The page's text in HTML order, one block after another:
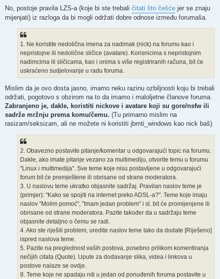
No, postoje pravila LZS-a (koje bi ste trebali čitati što češće jer se znaju
mijenjati) iz razloga da bi mogli održati dobre odnose između forumaša.
1. Ne koristite nedolična imena za nadimak (nick) na forumu kao i
nepristojne ili nedolične sličice (avatare). Korisnicima s nepristojnim
nadimcima ili sličicama, kao i onima s više registriranih računa, bit će
uskraćeno sudjelovanje u radu foruma.
Mislim da je ovo dosta jasno, imamo neku razinu ozbiljnosti koju bi trebali
održati, pogotovo s obzirom na to da imamo i maloljetne članove foruma.
Zabranjeno je, dakle, koristiti nickove i avatare koji su gore/nsfw ili
sadrže mržnju prema komu/čemu. (Tu primarno mislim na
rasizam/seksizam, ali ne možete ni koristiti jbmti_windows kao nick baš)
2. Obavezno postavite pitanje/komentar u odgovarajući topic na forumu.
Dakle, ako imate pitanje vezano za multimediju, otvorite temu u forumu
"Linux i multimedija". Sve teme koje nisu postavljene u odgovarajući
forum bit će premještene ili obrisane od strane moderatora.
3. U naslovu teme ukratko objasnite sadržaj. Pravilan naslov teme je
(primjer): "Kako se spojiti na internet preko ADSL-a?". Teme koje imaju
naslov "Molim pomoć", "Imam jedan problem" i sl. bit će promijenjene ili
obrisane od strane moderatora. Pazite također da u sadržaju teme
objasnite detaljno o čemu se radi.
4. Ako ste riješili problem, uredite naslov teme tako da dodate [Riješeno]
ispred naslova teme.
5. Pazite na preglednost vaših postova, posebno prilikom komentiranja
nečijih citata (Quote). Upute za dodavanje slika, videa i linkova u
postove nalaze se ovdje.
8. Teme koje ne spadaju niti u jedan od ponuđenih foruma postavite u